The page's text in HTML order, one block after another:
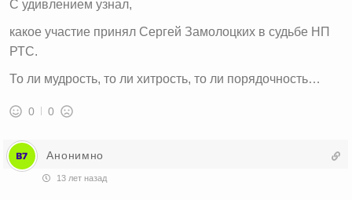
С удивлением узнал,
какое участие принял Сергей Замолоцких в судьбе НП
РТС.
То ли мудрость, то ли хитрость, то ли порядочность…
0 0
Анонимно
13 лет назад